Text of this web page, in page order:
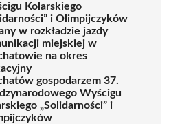
Kolarskiego
i Olimpijczyków
w rozkładzie jazdy
miejskiej w
na okres
gospodarzem 37.
Wyścigu
„Solidarności” i